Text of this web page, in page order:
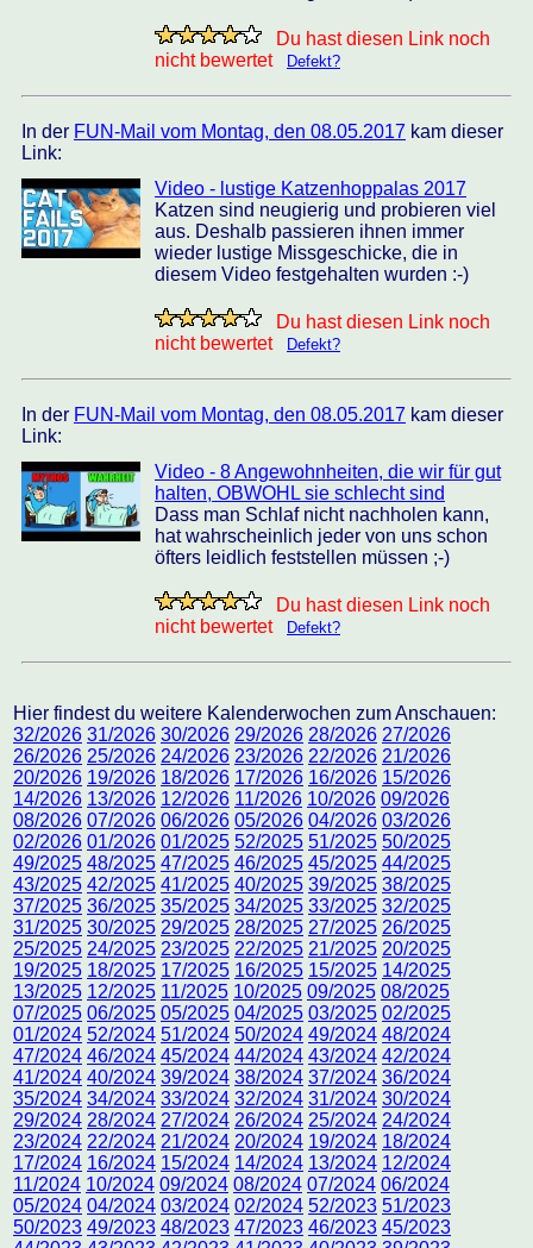
Du hast diesen Link noch
nicht bewertet
Defekt?
In der FUN-Mail vom Montag, den 08.05.2017 kam dieser
Link:
Video - lustige Katzenhoppalas 2017
Katzen sind neugierig und probieren viel
aus. Deshalb passieren ihnen immer
wieder lustige Missgeschicke, die in
diesem Video festgehalten wurden :-)
Du hast diesen Link noch
nicht bewertet
Defekt?
In der FUN-Mail vom Montag, den 08.05.2017 kam dieser
Link:
Video - 8 Angewohnheiten, die wir für gut
halten, OBWOHL sie schlecht sind
Dass man Schlaf nicht nachholen kann,
hat wahrscheinlich jeder von uns schon
öfters leidlich feststellen müssen ;-)
Du hast diesen Link noch
nicht bewertet
Defekt?
Hier findest du weitere Kalenderwochen zum Anschauen:
32/2026 31/2026 30/2026 29/2026 28/2026 27/2026
26/2026 25/2026 24/2026 23/2026 22/2026 21/2026
20/2026 19/2026 18/2026 17/2026 16/2026 15/2026
14/2026 13/2026 12/2026 11/2026 10/2026 09/2026
08/2026 07/2026 06/2026 05/2026 04/2026 03/2026
02/2026 01/2026 01/2025 52/2025 51/2025 50/2025
49/2025 48/2025 47/2025 46/2025 45/2025 44/2025
43/2025 42/2025 41/2025 40/2025 39/2025 38/2025
37/2025 36/2025 35/2025 34/2025 33/2025 32/2025
31/2025 30/2025 29/2025 28/2025 27/2025 26/2025
25/2025 24/2025 23/2025 22/2025 21/2025 20/2025
19/2025 18/2025 17/2025 16/2025 15/2025 14/2025
13/2025 12/2025 11/2025 10/2025 09/2025 08/2025
07/2025 06/2025 05/2025 04/2025 03/2025 02/2025
01/2024 52/2024 51/2024 50/2024 49/2024 48/2024
47/2024 46/2024 45/2024 44/2024 43/2024 42/2024
41/2024 40/2024 39/2024 38/2024 37/2024 36/2024
35/2024 34/2024 33/2024 32/2024 31/2024 30/2024
29/2024 28/2024 27/2024 26/2024 25/2024 24/2024
23/2024 22/2024 21/2024 20/2024 19/2024 18/2024
17/2024 16/2024 15/2024 14/2024 13/2024 12/2024
11/2024 10/2024 09/2024 08/2024 07/2024 06/2024
05/2024 04/2024 03/2024 02/2024 52/2023 51/2023
50/2023 49/2023 48/2023 47/2023 46/2023 45/2023